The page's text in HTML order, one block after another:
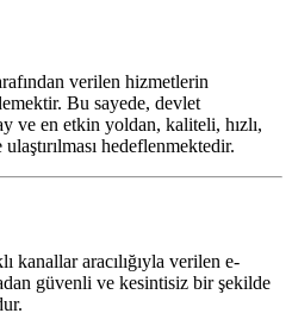
verilen hizmetlerin
Bu sayede, devlet
ve en etkin yoldan, kaliteli, hızlı,
hedeflenmektedir.
kanallar aracılığıyla verilen e-
güvenli ve kesintisiz bir şekilde